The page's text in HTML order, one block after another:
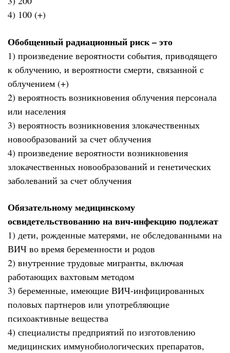
4) 100 (+)
Обобщенный радиационный риск – это
1) произведение вероятности события, приводящего
к облучению, и вероятности смерти, связанной с
облучением (+)
2) вероятность возникновения облучения персонала
или населения
3) вероятность возникновения злокачественных
новообразований за счет облучения
4) произведение вероятности возникновения
злокачественных новообразований и генетических
заболеваний за счет облучения
Обязательному медицинскому
освидетельствованию на вич-инфекцию подлежат
1) дети, рожденные матерями, не обследованными на
ВИЧ во время беременности и родов
2) внутренние трудовые мигранты, включая
работающих вахтовым методом
3) беременные, имеющие ВИЧ-инфицированных
половых партнеров или употребляющие
психоактивные вещества
4) специалисты предприятий по изготовлению
медицинских иммунобиологических препаратов,